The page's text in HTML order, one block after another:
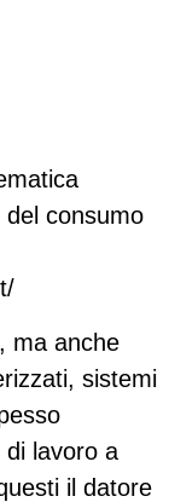
consumo
ma anche
sistemi
lavoro a
il datore